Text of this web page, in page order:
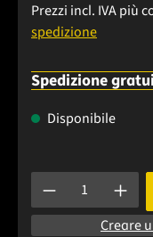
Prezzi incl. IVA più
spedizione
Spedizione
Disponibile
Quantità del
Creare